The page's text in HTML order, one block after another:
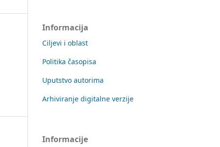
Informacija
Ciljevi i oblast
Politika časopisa
Uputstvo autorima
Arhiviranje digitalne verzije
Informacije